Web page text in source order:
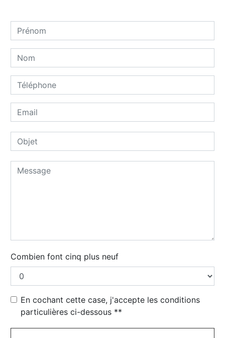
Combien font cinq plus neuf
En cochant cette case, j'accepte les conditions
particulières ci-dessous **